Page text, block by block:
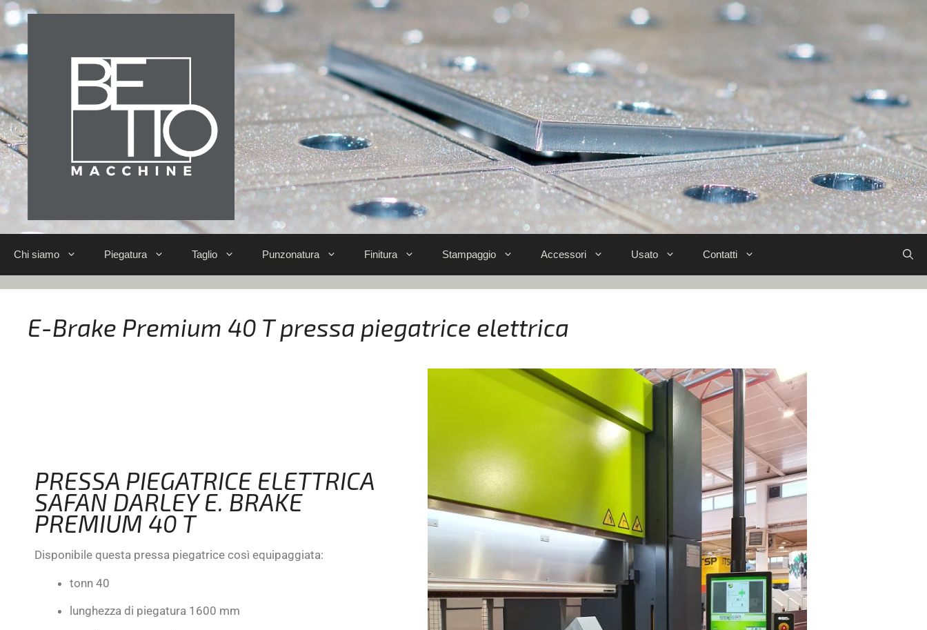
Chi siamo Piegatura Taglio Punzonatura Finitura Stampaggio Accessori Usato Contatti
E-Brake Premium 40 T pressa piegatrice elettrica
PRESSA PIEGATRICE ELETTRICA
SAFAN DARLEY E. BRAKE
PREMIUM 40 T
Disponibile questa pressa piegatrice così equipaggiata:
tonn 40
lunghezza di piegatura 1600 mm